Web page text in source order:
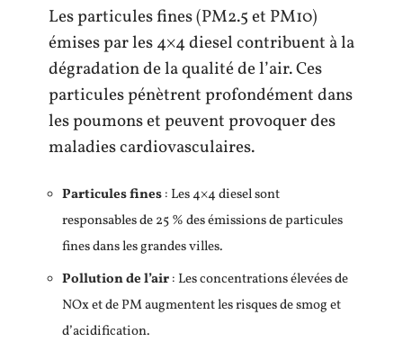
Les particules fines (PM2.5 et PM10)
émises par les 4×4 diesel contribuent à la
dégradation de la qualité de l’air. Ces
particules pénètrent profondément dans
les poumons et peuvent provoquer des
maladies cardiovasculaires.
Particules fines: Les 4×4 diesel sont
responsables de 25 % des émissions de particules
fines dans les grandes villes.
Pollution de l’air: Les concentrations élevées de
NOx et de PM augmentent les risques de smog et
d’acidification.